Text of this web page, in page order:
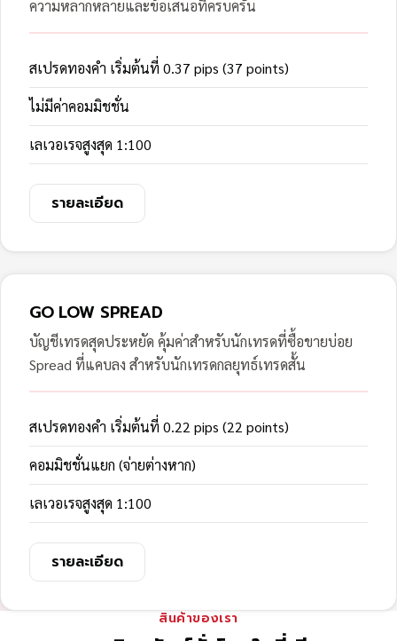
ความหลากหลายและข้อเสนอที่ครบครัน
สเปรดทองคำ เริ่มต้นที่ 0.37 pips (37 points)
ไม่มีค่าคอมมิชชั่น
เลเวอเรจสูงสุด 1:100
รายละเอียด
GO LOW SPREAD
บัญชีเทรดสุดประหยัด คุ้มค่าสำหรับนักเทรดที่ซื้อขายบ่อย
Spread ที่แคบลง สำหรับนักเทรดกลยุทธ์เทรดสั้น
สเปรดทองคำ เริ่มต้นที่ 0.22 pips (22 points)
คอมมิชชั่นแยก (จ่ายต่างหาก)
เลเวอเรจสูงสุด 1:100
รายละเอียด
สินค้าของเรา